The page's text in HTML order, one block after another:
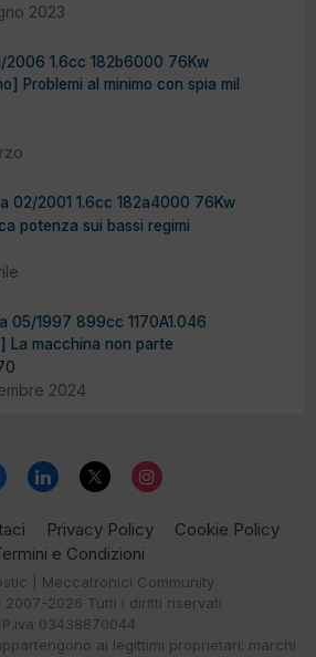
2023
2006 1.6cc 182b6000 76Kw
Problemi al minimo con spia mil
02/2001 1.6cc 182a4000 76Kw
potenza sui bassi regimi
05/1997 899cc 1170A1.046
La macchina non parte
2024
Privacy Policy
Cookie Policy
e Condizioni
| Meccatronici Community
2026 Tutti i diritti riservati
P.iva 03438870044
ai legittimi proprietari; marchi